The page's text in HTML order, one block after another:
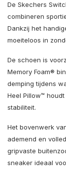
De Skechers
combineren
Dankzij het
moeiteloos in
De schoen is
Memory Foam®
demping tijdens
Heel Pillow™
stabiliteit.
Het bovenwerk
ademend en
gripvaste
sneaker ideaal